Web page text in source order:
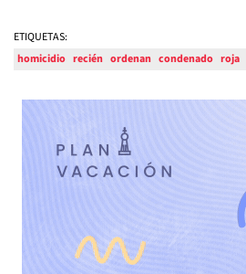
ETIQUETAS:
homicidio recién ordenan condenado roja